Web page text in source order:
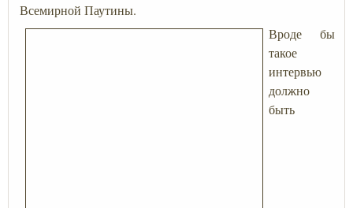
Всемирной Паутины.
Вроде бы
такое
интервью
должно
быть